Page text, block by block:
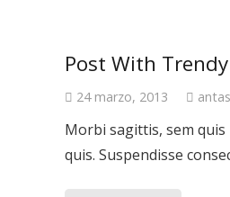
Post With
24 marzo, 2013
Morbi sagittis, sem
quis. Suspendisse